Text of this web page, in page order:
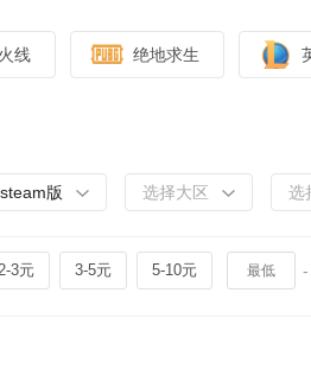
线 绝地求生
版 选择大区 选
3元 3-5元 5-10元 -